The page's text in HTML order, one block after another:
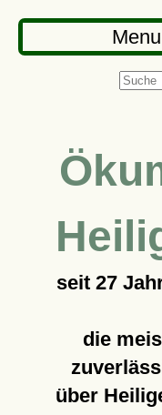
Menu
seit 27
die
über